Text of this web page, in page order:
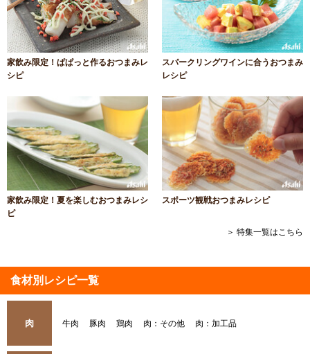
家飲み限定！ぱぱっと作るおつまみレ
シピ
スパークリングワインに合うおつまみ
レシピ
家飲み限定！夏を楽しむおつまみレシ
ピ
スポーツ観戦おつまみレシピ
＞ 特集一覧はこちら
食材別レシピ一覧
肉 牛肉 豚肉 鶏肉 肉：その他 肉：加工品